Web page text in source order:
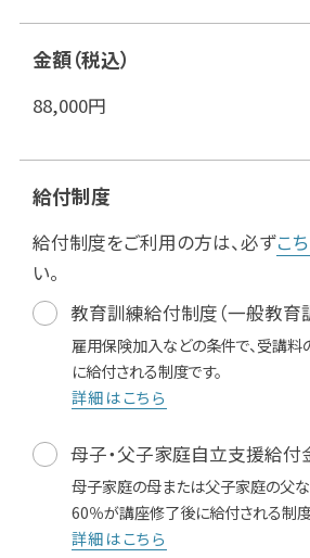
金額（税込）
88,000円
給付制度
給付制度をご利用の方は、必ずこ
い。
教育訓練給付制度（一般教育
雇用保険加入などの条件で、受講
に給付される制度です。
詳細はこちら
母子・父子家庭自立支援給付
母子家庭の母または父子家庭の父
60％が講座修了後に給付される制度
詳細はこちら